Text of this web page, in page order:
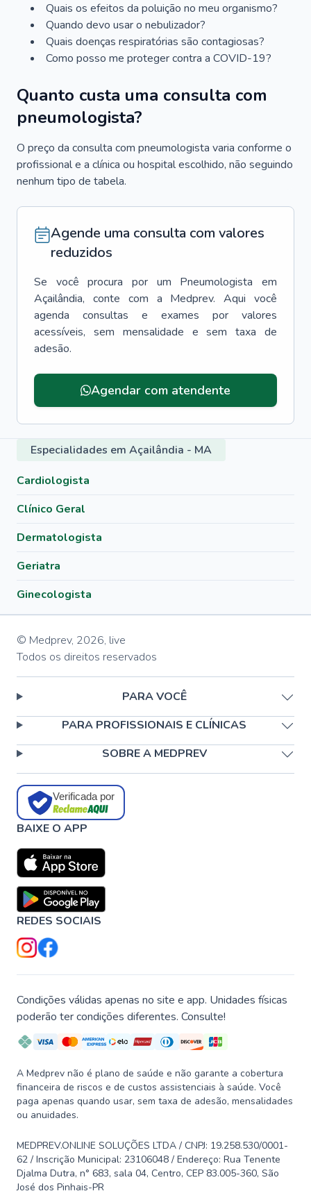
Quais os efeitos da poluição no meu organismo?
Quando devo usar o nebulizador?
Quais doenças respiratórias são contagiosas?
Como posso me proteger contra a COVID-19?
Quanto custa uma consulta com
pneumologista?
O preço da consulta com pneumologista varia conforme o
profissional e a clínica ou hospital escolhido, não seguindo
nenhum tipo de tabela.
Agende uma consulta com valores
reduzidos
Se você procura por um Pneumologista
em
Açailândia, conte com a Medprev. Aqui você
agenda consultas e exames por valores
acessíveis, sem mensalidade e sem taxa de
adesão.
Agendar com atendente
Especialidades em Açailândia - MA
Cardiologista
Clínico Geral
Dermatologista
Geriatra
Ginecologista
© Medprev, 2026, live
Todos os direitos reservados
PARA VOCÊ
PARA PROFISSIONAIS E CLÍNICAS
SOBRE A MEDPREV
Verificada por
BAIXE O APP
REDES SOCIAIS
Condições válidas apenas no site e app. Unidades físicas
poderão ter condições diferentes. Consulte!
A Medprev não é plano de saúde e não garante a cobertura
financeira de riscos e de custos assistenciais à saúde. Você
paga apenas quando usar, sem taxa de adesão, mensalidades
ou anuidades.
MEDPREV.ONLINE SOLUÇÕES LTDA / CNPJ: 19.258.530/0001-
62 / Inscrição Municipal: 23106048 / Endereço: Rua Tenente
Djalma Dutra, n° 683, sala 04, Centro, CEP 83.005-360, São
José dos Pinhais-PR